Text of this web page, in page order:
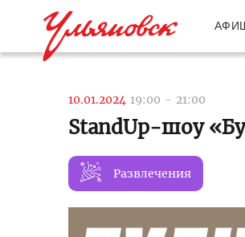
10.01.2024 19:00 - 21:00
StandUp-шоу
Развлечения